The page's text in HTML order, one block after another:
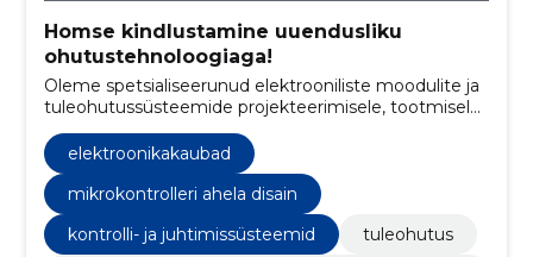
Homse kindlustamine uuendusliku
ohutustehnoloogiaga!
Oleme spetsialiseerunud elektrooniliste moodulite ja
tuleohutussüsteemide projekteerimisele, tootmisele
ja hooldusele, tagades kvaliteetsed standardid ja
klientide rahulolu.
elektroonikakaubad
mikrokontrolleri ahela disain
kontrolli- ja juhtimissüsteemid
tuleohutus